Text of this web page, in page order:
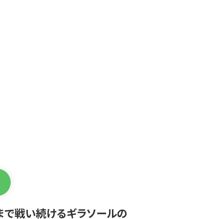
で戦い続けるギラソールの